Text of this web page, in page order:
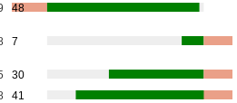
48
7
30
41